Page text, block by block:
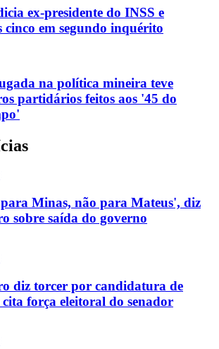
ex-presidente do INSS e
cinco em segundo inquérito
na política mineira teve
partidários feitos aos '45 do
Minas, não para Mateus', diz
sobre saída do governo
diz torcer por candidatura de
força eleitoral do senador